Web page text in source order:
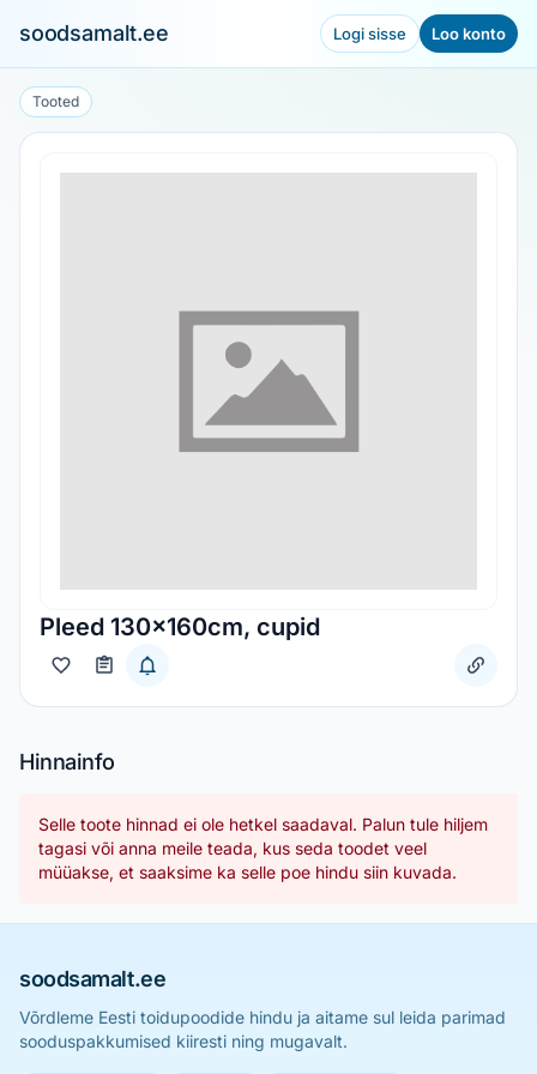
soodsamalt.ee Logi sisse Loo konto
Tooted
Pleed 130x160cm, cupid
Hinnainfo
Selle toote hinnad ei ole hetkel saadaval. Palun tule hiljem
tagasi või anna meile teada, kus seda toodet veel
müüakse, et saaksime ka selle poe hindu siin kuvada.
soodsamalt.ee
Võrdleme Eesti toidupoodide hindu ja aitame sul leida parimad
sooduspakkumised kiiresti ning mugavalt.